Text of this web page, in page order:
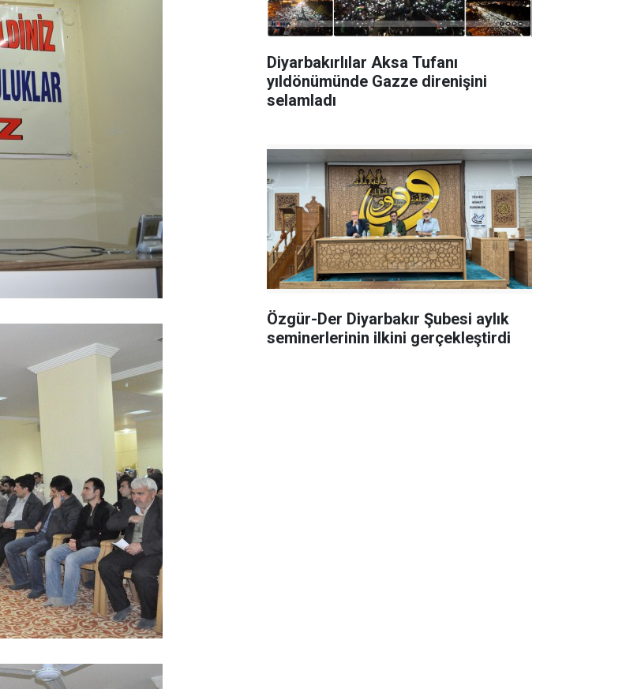
Diyarbakırlılar Aksa Tufanı
yıldönümünde Gazze direnişini
selamladı
Özgür-Der Diyarbakır Şubesi aylık
seminerlerinin ilkini gerçekleştirdi